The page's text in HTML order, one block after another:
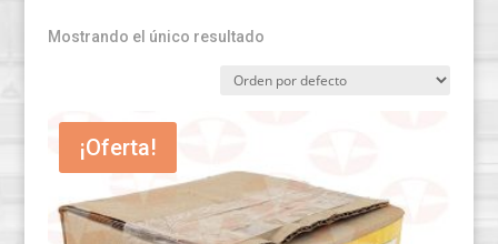
Mostrando el único resultado
¡Oferta!